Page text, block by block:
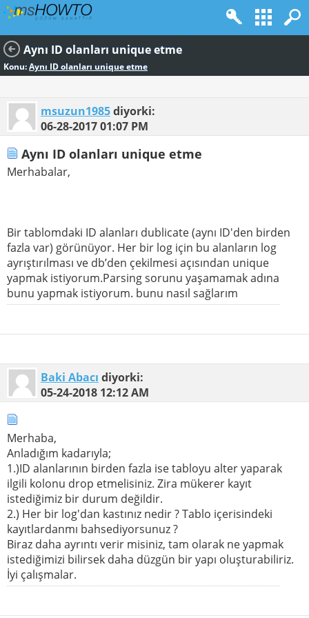
Aynı ID olanları unique etme
Konu:Aynı ID olanları unique etme
msuzun1985diyorki:
06-28-201701:07 PM
Aynı ID olanları unique etme
Merhabalar,
Bir tablomdaki ID alanları dublicate (aynı ID'den birden
fazla var) görünüyor. Her bir log için bu alanların log
ayrıştırılması ve db’den çekilmesi açısından unique
yapmak istiyorum.Parsing sorunu yaşamamak adına
bunu yapmak istiyorum. bunu nasıl sağlarım
Baki Abacı diyorki:
05-24-2018 12:12 AM
Merhaba,
Anladığım kadarıyla;
1.)ID alanlarının birden fazla ise tabloyu alter yaparak
ilgili kolonu drop etmelisiniz. Zira mükerer kayıt
istediğimiz bir durum değildir.
2.) Her bir log'dan kastınız nedir ? Tablo içerisindeki
kayıtlardanmı bahsediyorsunuz ?
Biraz daha ayrıntı verir misiniz, tam olarak ne yapmak
istediğimizi bilirsek daha düzgün bir yapı oluşturabiliriz.
İyi çalışmalar.